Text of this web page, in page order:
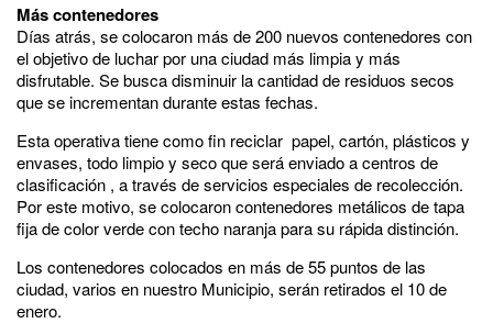
Más contenedores
Días atrás, se colocaron más de 200 nuevos contenedores con
el objetivo de luchar por una ciudad más limpia y más
disfrutable. Se busca disminuir la cantidad de residuos secos
que se incrementan durante estas fechas.
Esta operativa tiene como fin reciclar papel, cartón, plásticos y
envases, todo limpio y seco que será enviado a centros de
clasificación , a través de servicios especiales de recolección.
Por este motivo, se colocaron contenedores metálicos de tapa
fija de color verde con techo naranja para su rápida distinción.
Los contenedores colocados en más de 55 puntos de las
ciudad, varios en nuestro Municipio, serán retirados el 10 de
enero.